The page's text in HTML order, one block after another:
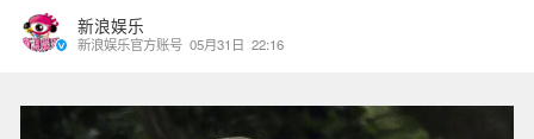
新浪娱乐
新浪娱乐官方账号 05月31日 22:16